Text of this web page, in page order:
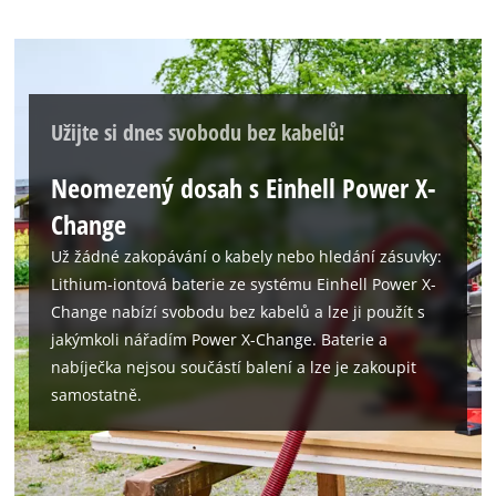
Užijte si dnes svobodu bez kabelů!
Neomezený dosah s Einhell Power X-
Change
Už žádné zakopávání o kabely nebo hledání zásuvky:
Lithium-iontová baterie ze systému Einhell Power X-
Change nabízí svobodu bez kabelů a lze ji použít s
jakýmkoli nářadím Power X-Change. Baterie a
nabíječka nejsou součástí balení a lze je zakoupit
samostatně.